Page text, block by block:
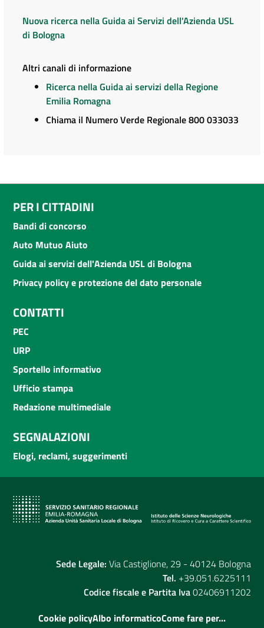
Nuova ricerca nella Guida ai Servizi dell'Azienda USL
di Bologna
Altri canali di informazione
Ricerca nella Guida ai servizi della Regione
Emilia Romagna
Chiama il Numero Verde Regionale 800 033033
PER I CITTADINI
Bandi di concorso
Auto Mutuo Aiuto
Guida ai servizi dell'Azienda USL di Bologna
Privacy policy e protezione del dato personale
CONTATTI
PEC
URP
Sportello informativo
Ufficio stampa
Redazione multimediale
SEGNALAZIONI
Elogi, reclami, suggerimenti
Sede Legale: Via Castiglione, 29 - 40124 Bologna
Tel. +39.051.6225111
Codice fiscale e Partita Iva02406911202
Cookie policyAlbo informaticoCome fare per...